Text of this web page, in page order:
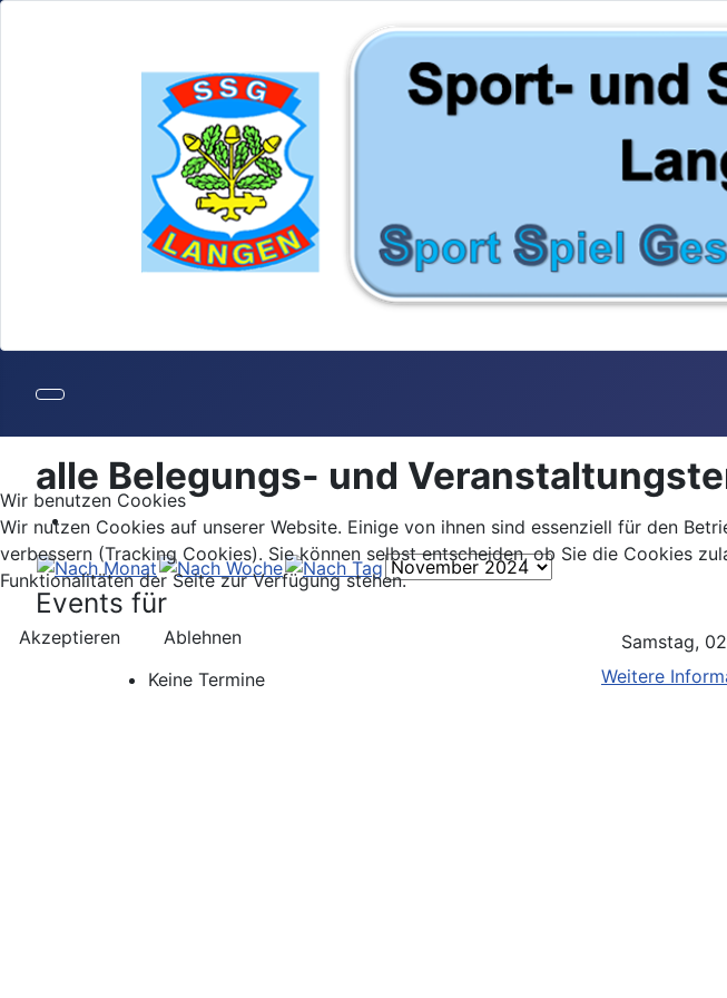
alle Belegungs- und
Events für
Samstag,
Keine Termine
Wir benutzen Cookies
Wir nutzen Cookies auf unserer Website. Einige von ihnen sind essenziell für den
verbessern (Tracking Cookies). Sie können selbst entscheiden, ob Sie die Cookies
Funktionalitäten der Seite zur Verfügung stehen.
Akzeptieren
Ablehnen
Weitere